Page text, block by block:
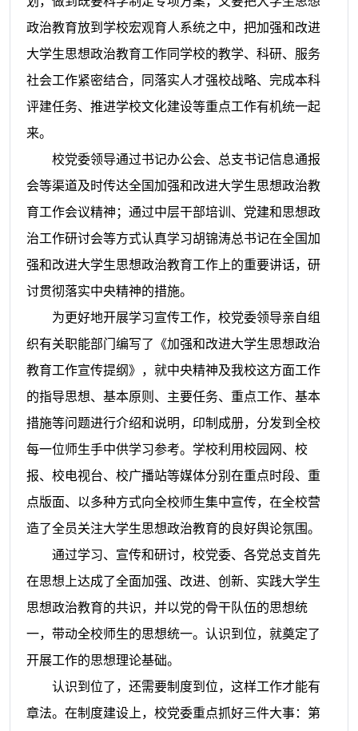
政治教育放到学校宏观育人系统之中，把加强和改进
大学生思想政治教育工作同学校的教学、科研、服务
社会工作紧密结合，同落实人才强校战略、完成本科
评建任务、推进学校文化建设等重点工作有机统一起
来。
校党委领导通过书记办公会、总支书记信息通报
会等渠道及时传达全国加强和改进大学生思想政治教
育工作会议精神；通过中层干部培训、党建和思想政
治工作研讨会等方式认真学习胡锦涛总书记在全国加
强和改进大学生思想政治教育工作上的重要讲话，研
讨贯彻落实中央精神的措施。
为更好地开展学习宣传工作，校党委领导亲自组
织有关职能部门编写了《加强和改进大学生思想政治
教育工作宣传提纲》，就中央精神及我校这方面工作
的指导思想、基本原则、主要任务、重点工作、基本
措施等问题进行介绍和说明，印制成册，分发到全校
每一位师生手中供学习参考。学校利用校园网、校
报、校电视台、校广播站等媒体分别在重点时段、重
点版面、以多种方式向全校师生集中宣传，在全校营
造了全员关注大学生思想政治教育的良好舆论氛围。
通过学习、宣传和研讨，校党委、各党总支首先
在思想上达成了全面加强、改进、创新、实践大学生
思想政治教育的共识，并以党的骨干队伍的思想统
一，带动全校师生的思想统一。认识到位，就奠定了
开展工作的思想理论基础。
认识到位了，还需要制度到位，这样工作才能有
章法。在制度建设上，校党委重点抓好三件大事：第